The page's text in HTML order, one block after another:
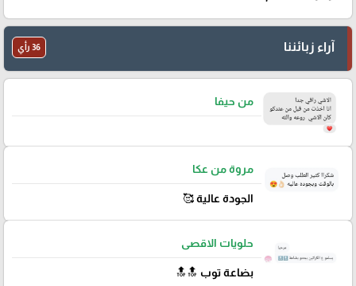
آراء زبائننا 36 رأي
من حيفا
مروة من عكا
الجودة عالية 🥰
حلويات الاقصى
بضاعة توب 🔝🔝